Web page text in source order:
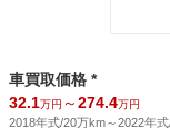
車買取価格 *
32.1万円 ～274.4万円
2018年式/20万km～2022年